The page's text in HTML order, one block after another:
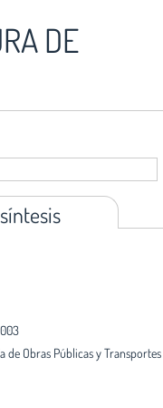
DE
de Obras Públicas y Transportes